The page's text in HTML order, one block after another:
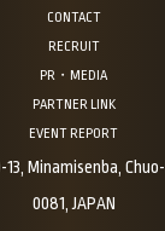
CONTACT
RECRUIT
PR・MEDIA
PARTNER LINK
EVENT REPORT
13, Minamisenba,
0081, JAPAN